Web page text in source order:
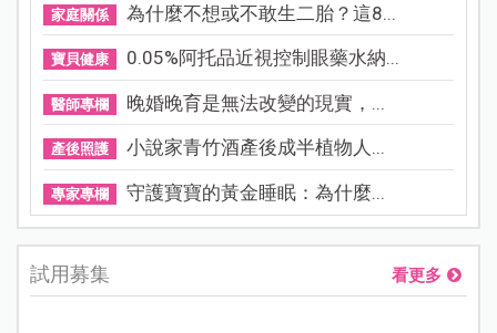
家庭關係 為什麼不想或不敢生二胎？這8...
寶貝健康 0.05%阿托品近視控制眼藥水納...
醫師專欄 晚婚晚育是無法改變的現實，...
產後照護 小說家青竹酒產後成半植物人...
專家專欄 守護寶寶的黃金睡眠：為什麼...
試用募集 看更多